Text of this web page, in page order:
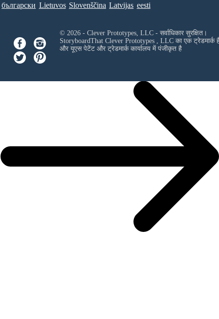
български Lietuvos Slovenščina Latvijas eesti
© 2026 - Clever Prototypes, LLC - सर्वाधिकार सुरक्षित।
StoryboardThat Clever Prototypes , LLCका एक ट्रेडमार्क
और यूएस पेटेंट और ट्रेडमार्क कार्यालय में पंजीकृत है